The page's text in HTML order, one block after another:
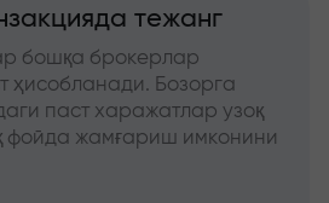
тежанг
бошқа брокерлар
ҳисобланади. Бозорга
паст харажатлар узоқ
фойда жамғариш имконини